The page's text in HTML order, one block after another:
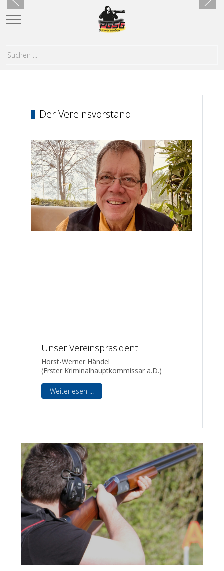
Mobile Menu Toggle
Der Vereinsvorstand
Unser Vereinspräsident
Horst-Werner Händel
(Erster Kriminalhauptkommissar a.D.)
Weiterlesen ...